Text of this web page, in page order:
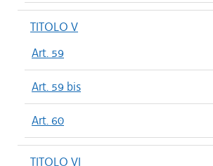
TITOLO V
Art. 59
Art. 59 bis
Art. 60
TITOLO VI